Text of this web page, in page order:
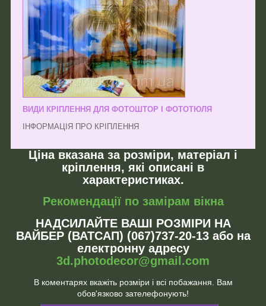
ВИДИ КРІПЛЕННЯ ДЛЯ ФОТОШТОР І ФОТОТЮЛЯ
ІНФОРМАЦІЯ ПРО КРІПЛЕННЯ
Ціна вказана за розміри, матеріал і
кріплення, які описані в
характеристиках.
Рекомендації по замірам вікна
НАДСИЛАЙТЕ ВАШІ РОЗМІРИ НА
ВАЙБЕР (ВАТСАП) (067)737-20-13 або на
електронну адресу
3d.photodecor@gmail.com
В коментарях вкажіть розміри і всі побажання. Вам
обов'язково зателефонують!